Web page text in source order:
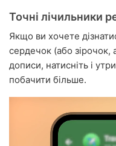
Точні лічильники
Якщо ви хочете
сердечок (або зірочок,
дописи, натисніть і
побачити більше.